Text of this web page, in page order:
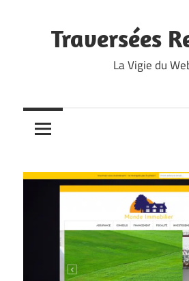
contentTraversées
La Vigie du